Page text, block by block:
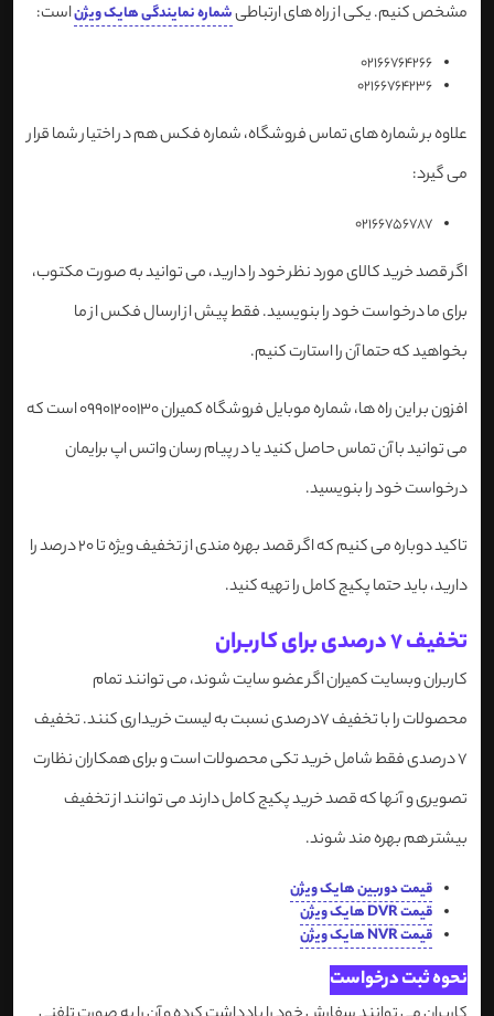
مشخص کنیم. یکی از راه های ارتباطیشماره نمایندگی هایک ویژناست:
02166764266
02166764236
علاوه بر شماره های تماس فروشگاه، شماره فکس هم در اختیار شما قرار
می گیرد:
02166756787
اگر قصد خرید کالای مورد نظر خود را دارید، می توانید به صورت مکتوب،
برای ما درخواست خود را بنویسید. فقط پیش از ارسال فکس از ما
بخواهید که حتما آن را استارت کنیم.
افزون بر این راه ها، شماره موبایل فروشگاه کمیران 09901200130 است که
می توانید با آن تماس حاصل کنید یا در پیام رسان واتس اپ برایمان
درخواست خود را بنویسید.
تاکید دوباره می کنیم که اگر قصد بهره مندی از تخفیف ویژه تا 20 درصد را
دارید، باید حتما پکیج کامل را تهیه کنید.
تخفیف 7 درصدی برای کاربران
کاربران وبسایت کمیران اگر عضو سایت شوند، می توانند تمام
محصولات را با تخفیف 7درصدی نسبت به لیست خریداری کنند. تخفیف
7 درصدی فقط شامل خرید تکی محصولات است و برای همکاران نظارت
تصویری و آنها که قصد خرید پکیج کامل دارند می توانند از تخفیف
بیشتر هم بهره مند شوند.
قیمت دوربین هایک ویژن
قیمت DVR هایک ویژن
قیمت NVR هایک ویژن
نحوه ثبت درخواست